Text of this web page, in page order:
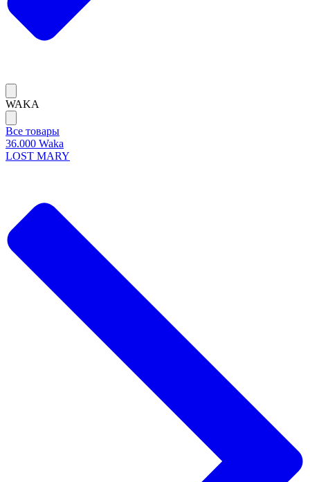
WAKA
Все товары
36.000 Waka
LOST MARY